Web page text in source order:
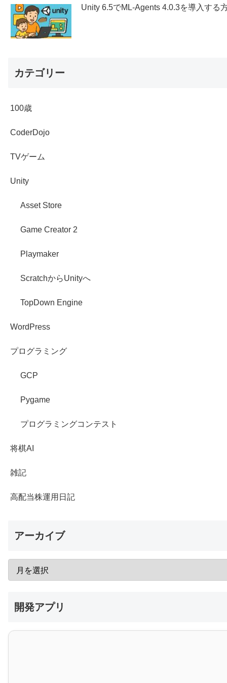
Unity 6.5でML-Agents 4.0.3を導入する
カテゴリー
100歳
CoderDojo
TVゲーム
Unity
Asset Store
Game Creator 2
Playmaker
ScratchからUnityへ
TopDown Engine
WordPress
プログラミング
GCP
Pygame
プログラミングコンテスト
将棋AI
雑記
高配当株運用日記
アーカイブ
開発アプリ